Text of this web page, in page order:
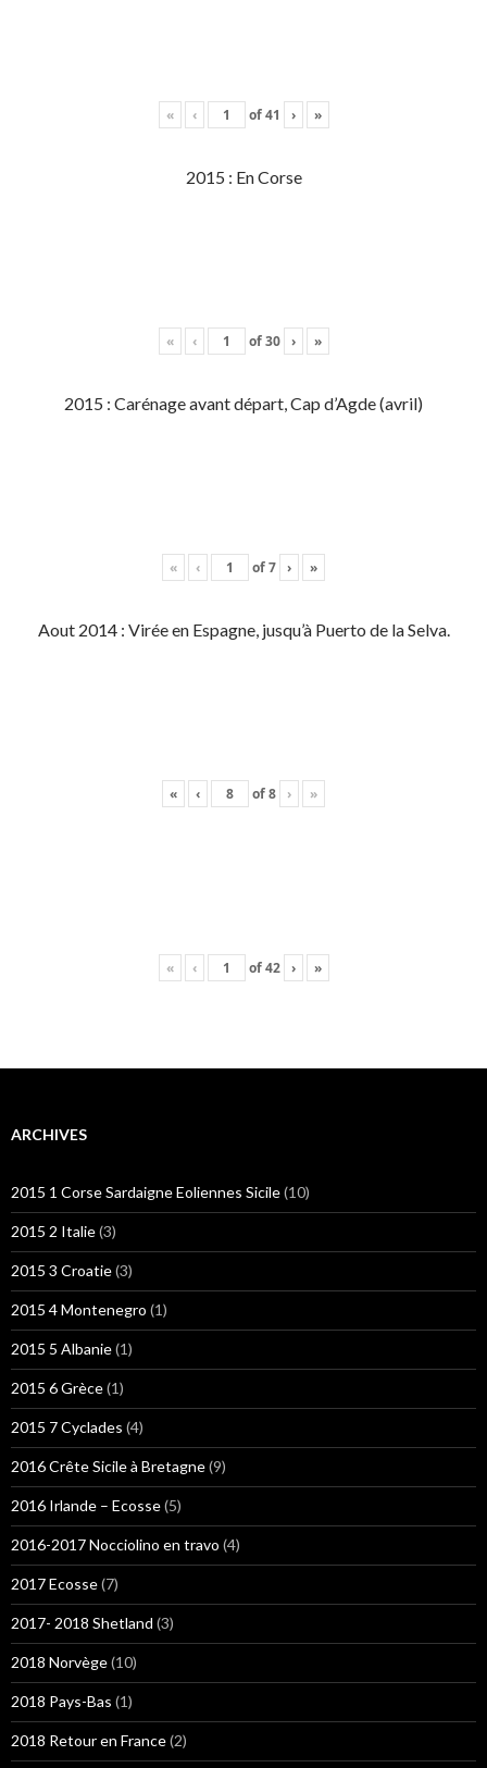
« ‹ of41 › »
2015 : En Corse
« ‹ of30 › »
2015 : Carénage avant départ, Cap d’Agde (avril)
« ‹ of7 › »
Aout 2014 : Virée en Espagne, jusqu’à Puerto de la Selva.
« ‹ of8 › »
« ‹ of42 › »
ARCHIVES
2015 1 Corse Sardaigne Eoliennes Sicile(10)
2015 2 Italie(3)
2015 3 Croatie(3)
2015 4 Montenegro (1)
2015 5 Albanie(1)
2015 6 Grèce(1)
2015 7 Cyclades (4)
2016 Crête Sicile à Bretagne(9)
2016 Irlande – Ecosse(5)
2016-2017 Nocciolino en travo (4)
2017 Ecosse(7)
2017- 2018 Shetland (3)
2018 Norvège(10)
2018 Pays-Bas (1)
2018 Retour en France(2)